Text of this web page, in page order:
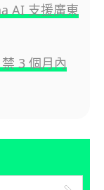
AI 支援廣東
3 個月內